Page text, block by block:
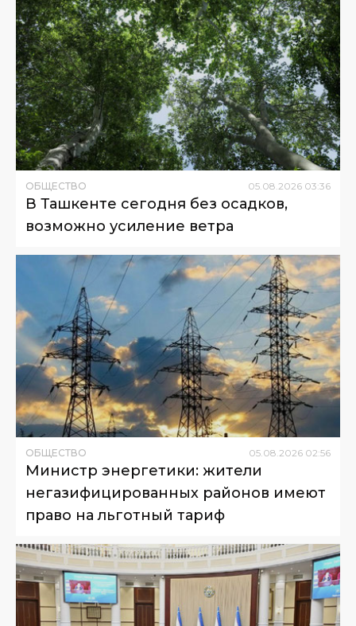
ОБЩЕСТВО 05 08 2026 03:36
В Ташкенте сегодня без осадков,
возможно усиление ветра
ОБЩЕСТВО 05.08.2026 02:56
Министр энергетики: жители
негазифицированных районов имеют
право на льготный тариф